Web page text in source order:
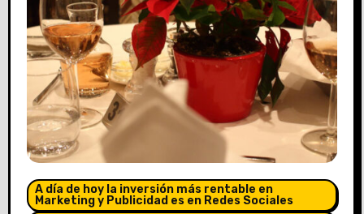
A día de hoy la inversión más rentable en
Marketing y Publicidad es en Redes Sociales